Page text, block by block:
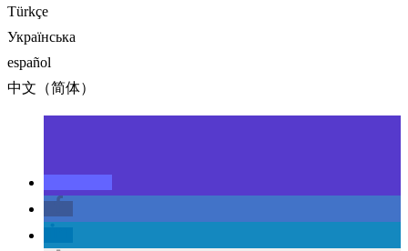
Türkçe
Українська
español
中文（简体）